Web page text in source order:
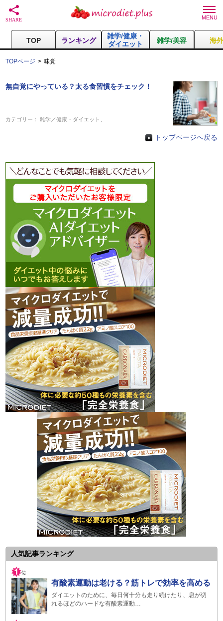
TOP ランキング
雑学/健康・
ダイエット
雑学/美容 海
TOPページ 味覚
無自覚にやっている？太る食習慣をチェック！
カテゴリー：雑学／健康・ダイエット
トップページへ戻る
人気記事ランキング
有酸素運動は老ける？筋トレで効率を高める
ダイエットのために、毎日何十分も走り続けたり、息が切
れるほどのハードな有酸素運動…